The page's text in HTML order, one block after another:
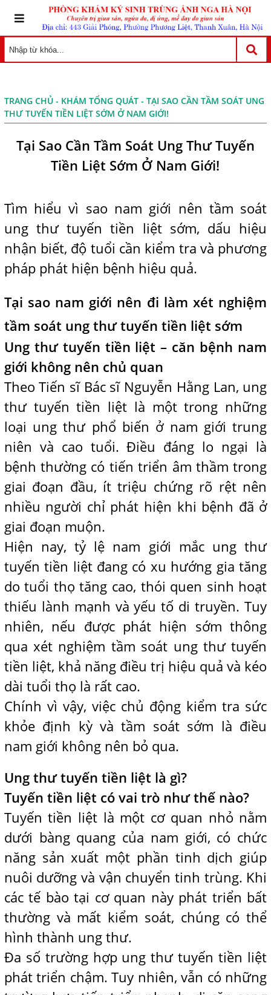
TRANG CHỦ- KHÁM TỔNG QUÁT- TẠI SAO CẦN TẦM SOÁT UNG
THƯ TUYẾN TIỀN LIỆT SỚM Ở NAM GIỚI!
Tại Sao Cần Tầm Soát Ung Thư Tuyến
Tiền Liệt Sớm Ở Nam Giới!
Tìm hiểu vì sao nam giới nên tầm soát
ung thư tuyến tiền liệt sớm, dấu hiệu
nhận biết, độ tuổi cần kiểm tra và phương
pháp phát hiện bệnh hiệu quả.
Tại sao nam giới nên đi làm xét nghiệm
tầm soát ung thư tuyến tiền liệt sớm
Ung thư tuyến tiền liệt – căn bệnh nam
giới không nên chủ quan
Theo Tiến sĩ Bác sĩ Nguyễn Hằng Lan, ung
thư tuyến tiền liệt là một trong những
loại ung thư phổ biến ở nam giới trung
niên và cao tuổi. Điều đáng lo ngại là
bệnh thường có tiến triển âm thầm trong
giai đoạn đầu, ít triệu chứng rõ rệt nên
nhiều người chỉ phát hiện khi bệnh đã ở
giai đoạn muộn.
Hiện nay, tỷ lệ nam giới mắc ung thư
tuyến tiền liệt đang có xu hướng gia tăng
do tuổi thọ tăng cao, thói quen sinh hoạt
thiếu lành mạnh và yếu tố di truyền. Tuy
nhiên, nếu được phát hiện sớm thông
qua xét nghiệm tầm soát ung thư tuyến
tiền liệt, khả năng điều trị hiệu quả và kéo
dài tuổi thọ là rất cao.
Chính vì vậy, việc chủ động kiểm tra sức
khỏe định kỳ và tầm soát sớm là điều
nam giới không nên bỏ qua.
Ung thư tuyến tiền liệt là gì?
Tuyến tiền liệt có vai trò như thế nào?
Tuyến tiền liệt là một cơ quan nhỏ nằm
dưới bàng quang của nam giới, có chức
năng sản xuất một phần tinh dịch giúp
nuôi dưỡng và vận chuyển tinh trùng. Khi
các tế bào tại cơ quan này phát triển bất
thường và mất kiểm soát, chúng có thể
hình thành ung thư.
Đa số trường hợp ung thư tuyến tiền liệt
phát triển chậm. Tuy nhiên, vẫn có những